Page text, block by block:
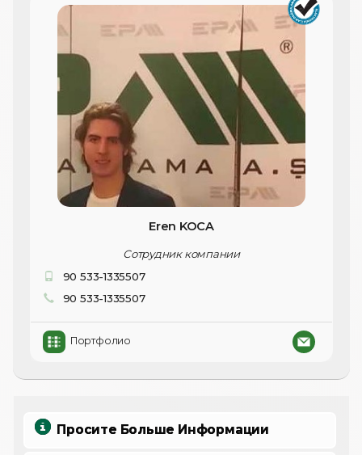
Eren KOCA
Сотрудник компании
90 533-1335507
90 533-1335507
Портфолио
Просите Больше Информации